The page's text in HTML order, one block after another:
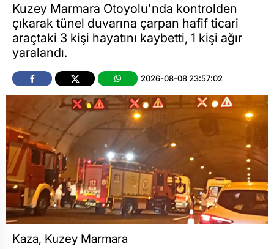
Kuzey Marmara Otoyolu'nda kontrolden
çıkarak tünel duvarına çarpan hafif ticari
araçtaki 3 kişi hayatını kaybetti, 1 kişi ağır
yaralandı.
2026-08-08 23:57:02
Kaza, Kuzey Marmara